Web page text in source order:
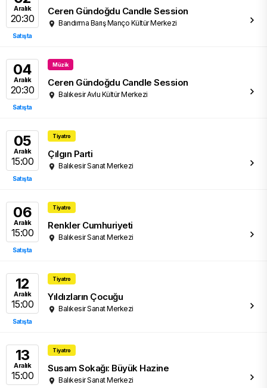
Aralık
20:30
Satışta
Ceren Gündoğdu Candle Session
Bandırma Barış Manço Kültür Merkezi
04
Aralık
20:30
Satışta
Müzik
Ceren Gündoğdu Candle Session
Balıkesir Avlu Kültür Merkezi
05
Aralık
15:00
Satışta
Tiyatro
Çılgın Parti
Balıkesir Sanat Merkezi
06
Aralık
15:00
Satışta
Tiyatro
Renkler Cumhuriyeti
Balıkesir Sanat Merkezi
12
Aralık
15:00
Satışta
Tiyatro
Yıldızların Çocuğu
Balıkesir Sanat Merkezi
13
Aralık
15:00
Tiyatro
Susam Sokağı: Büyük Hazine
Balıkesir Sanat Merkezi